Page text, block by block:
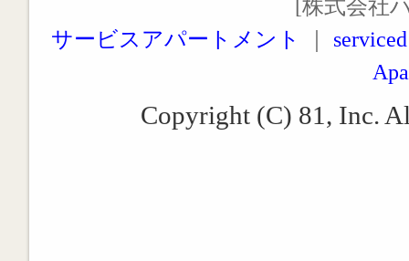
[株式会社
サービスアパートメント
Copyright (C) 81, Inc.